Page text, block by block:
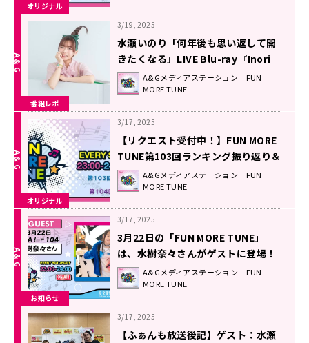
オリジナル
番組レポ
3/19, 2025
水瀬いのり「何年後も思い返して開
きたくなる」LIVE Blu-ray『Inori
Minase LIVE TOUR heart
bookmark』に込めた想い！
A&Gメディアステーション FUN
MORE TUNE
オリジナル
3/17, 2025
【リクエスト受付中！】FUN MORE
TUNE第103回ランキング振り返り＆
第104回 注目楽曲紹介
A&Gメディアステーション FUN
MORE TUNE
お知らせ
3/17, 2025
3月22日の「FUN MORE TUNE」
は、水樹奈々さんがゲストに登場！
A&Gメディアステーション FUN
MORE TUNE
3/17, 2025
【ふぁんも放送後記】ゲスト：水瀬